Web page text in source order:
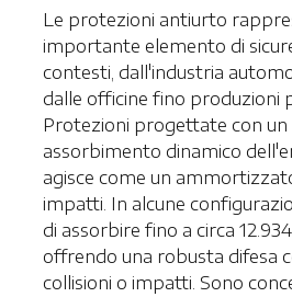
Le protezioni antiurto
importante elemento di
contesti, dall'industria
dalle officine fino produzioni
Protezioni progettate con un
assorbimento dinamico
agisce come un
impatti. In alcune
di assorbire fino a circa
offrendo una robusta difesa
collisioni o impatti. Sono